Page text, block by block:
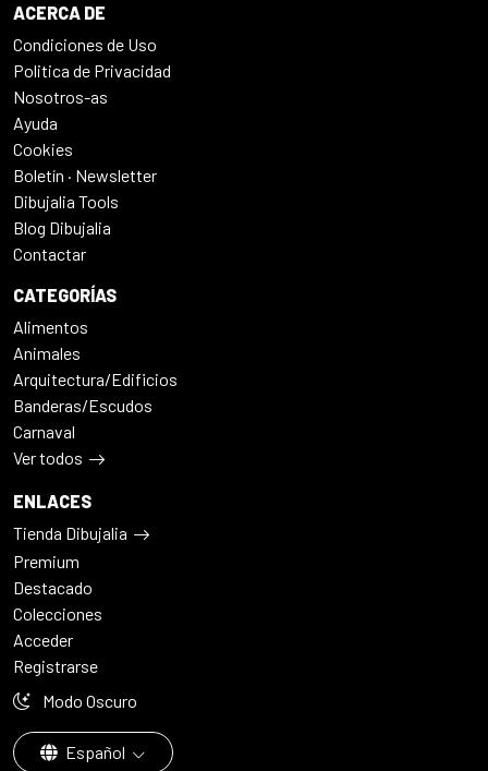
ACERCA DE
Condiciones de Uso
Politica de Privacidad
Nosotros-as
Ayuda
Cookies
Boletín · Newsletter
Dibujalia Tools
Blog Dibujalia
Contactar
CATEGORÍAS
Alimentos
Animales
Arquitectura/Edificios
Banderas/Escudos
Carnaval
Ver todos
ENLACES
Tienda Dibujalia
Premium
Destacado
Colecciones
Acceder
Registrarse
Modo Oscuro
Español